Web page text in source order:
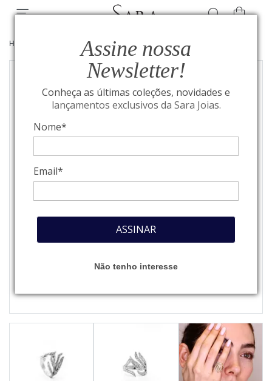
Assine nossa
Newsletter!
Conheça as últimas coleções, novidades e
lançamentos exclusivos da Sara Joias.
Nome*
Email*
ASSINAR
Não tenho interesse
HOME ANÉIS